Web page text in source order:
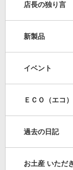
店長の独り言
新製品
イベント
ＥＣＯ（エコ）
過去の日記
お土産 いただ